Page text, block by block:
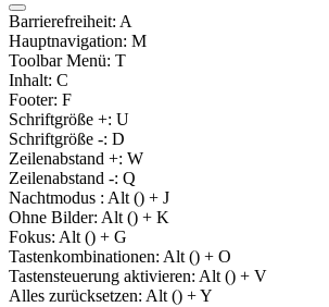
Barrierefreiheit: A
Hauptnavigation: M
Toolbar Menü: T
Inhalt: C
Footer: F
Schriftgröße +: U
Schriftgröße -: D
Zeilenabstand +: W
Zeilenabstand -: Q
Nachtmodus : Alt () + J
Ohne Bilder: Alt () + K
Fokus: Alt () + G
Tastenkombinationen: Alt () + O
Tastensteuerung aktivieren: Alt () + V
Alles zurücksetzen: Alt () + Y